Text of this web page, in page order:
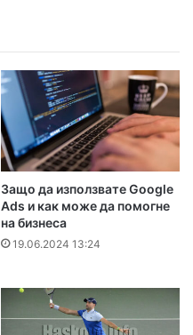
Защо да използвате Google
Ads и как може да помогне
на бизнеса
19.06.2024 13:24